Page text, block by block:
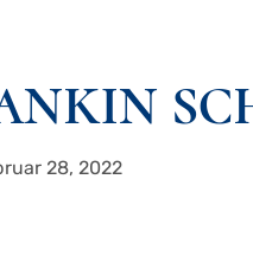
um zu suchen,
28, 2022